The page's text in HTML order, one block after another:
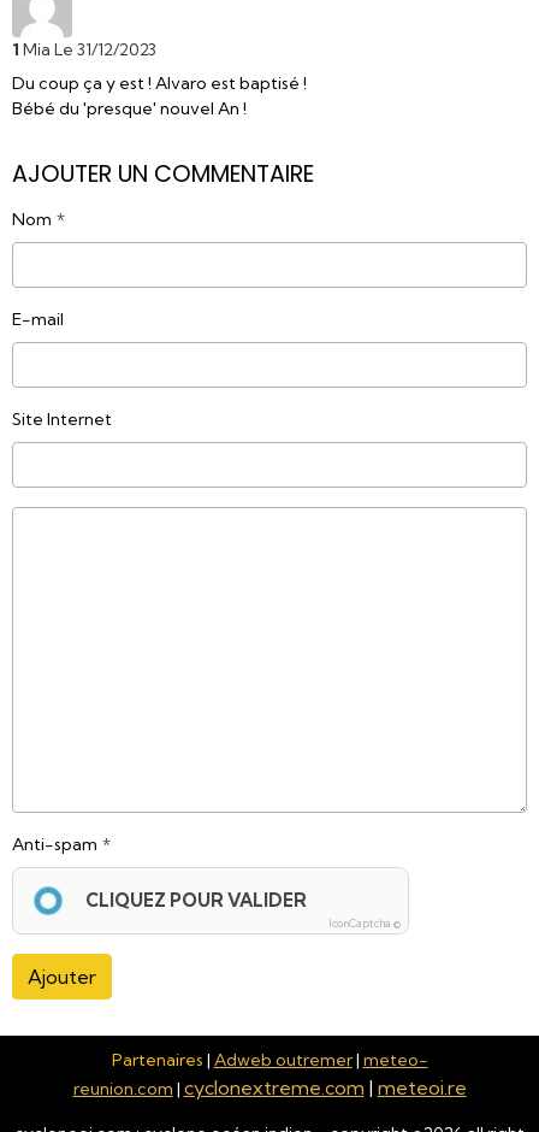
1 Mia Le 31/12/2023
Du coup ça y est ! Alvaro est baptisé !
Bébé du 'presque' nouvel An !
AJOUTER UN COMMENTAIRE
Nom
E-mail
Site Internet
Anti-spam
CLIQUEZ POUR VALIDER
IconCaptcha ©
Ajouter
Partenaires | Adweb outremer| meteo-
reunion.com | cyclonextreme.com | meteoi.re